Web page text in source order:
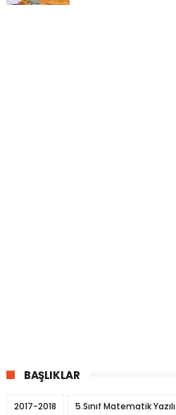
BAŞLIKLAR
2017-2018 5.Sınıf Matematik Yazılı